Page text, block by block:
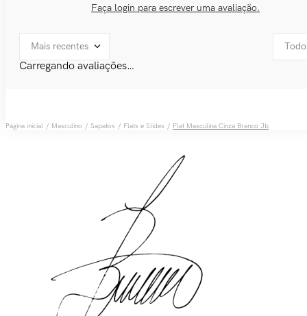
Faça login para escrever uma avaliação.
Mais recentes
Carregando avaliações…
Masculino Sapatos Flats e Slides Flat Masculina Cinza Branco Jb